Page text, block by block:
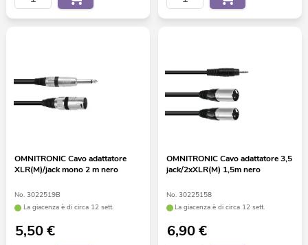
OMNITRONIC Cavo adattatore
XLR(M)/jack mono 2 m nero
No. 3022519B
La giacenza è di circa 12 sett.
5,50€
OMNITRONIC Cavo adattatore 3,5
jack/2xXLR(M) 1,5m nero
No. 30225158
La giacenza è di circa 12 sett.
6,90€